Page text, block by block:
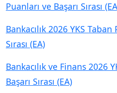
Puanları ve Başarı Sırası
Bankacılık 2026 YKS Taban
Sırası (EA)
Bankacılık ve Finans 2026
Başarı Sırası (EA)